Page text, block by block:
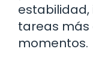
tareas más
momentos.